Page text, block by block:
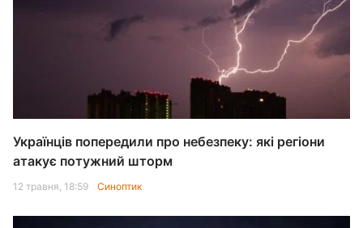
Українців попередили про небезпеку: які регіони
атакує потужний шторм
12 травня, 18:59 Синоптик